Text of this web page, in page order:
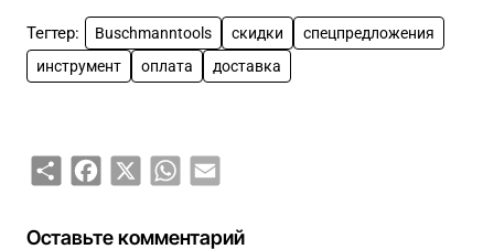
Тегтер: Buschmanntools скидки
спецпредложения
инструмент
оплата доставка
Share Facebook
X WhatsAppEmail
Оставьте комментарий